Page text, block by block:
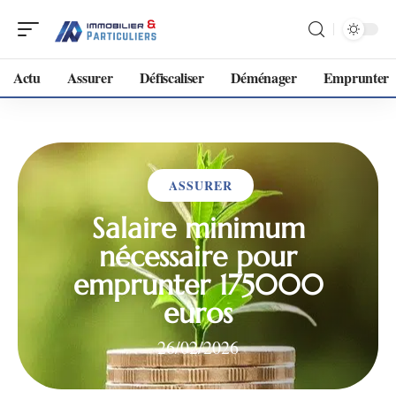
Actu Assurer Défiscaliser Déménager Emprunter
ASSURER
Salaire minimum
nécessaire pour
emprunter 175000
euros
26/02/2026